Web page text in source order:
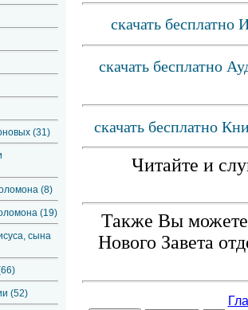
(31)
(8)
(19)
сына
(52)
скачать
скачать бесплатно
скачать бесплатно
Читайте и
Также Вы можете
Нового Завета